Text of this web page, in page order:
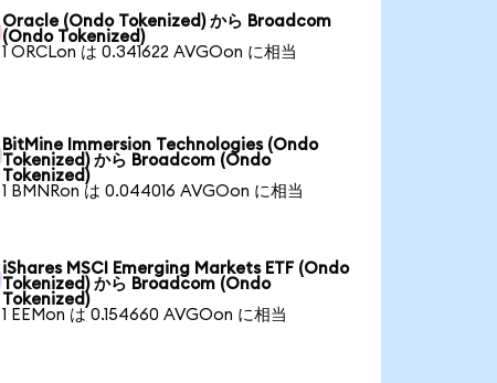
Oracle (Ondo Tokenized) から Broadcom
(Ondo Tokenized)
1 ORCLon は 0.341622 AVGOon に相当
BitMine Immersion Technologies (Ondo
Tokenized) から Broadcom (Ondo
Tokenized)
1 BMNRon は 0.044016 AVGOon に相当
iShares MSCI Emerging Markets ETF (Ondo
Tokenized) から Broadcom (Ondo
Tokenized)
1 EEMon は 0.154660 AVGOon に相当